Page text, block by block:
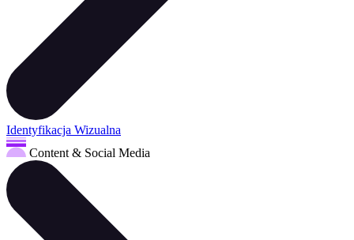
Identyfikacja Wizualna
Content & Social Media